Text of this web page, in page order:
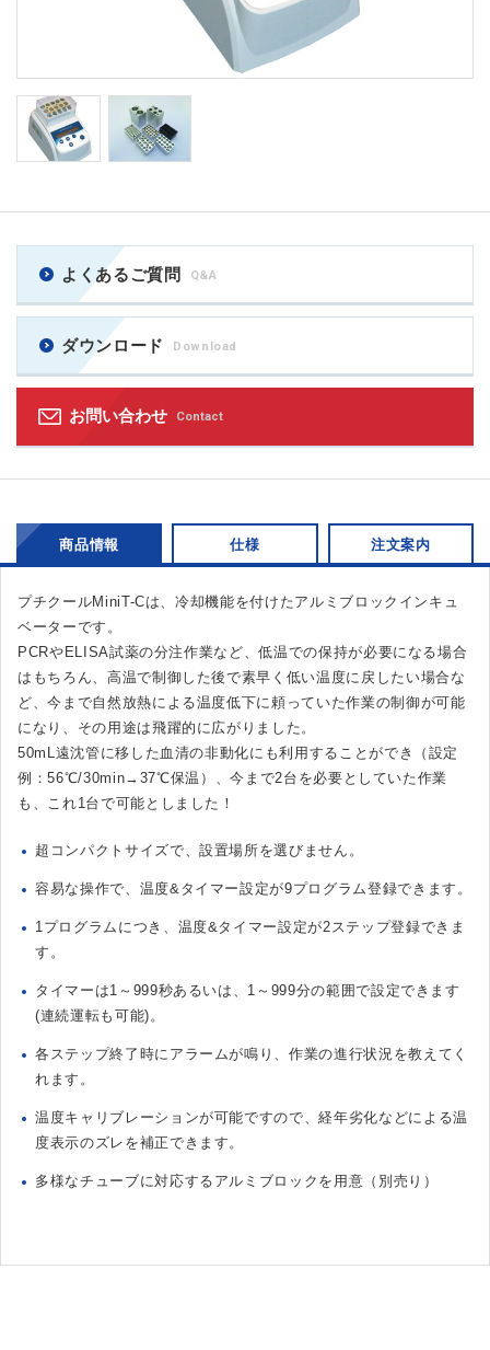
よくあるご質問 Q&A
ダウンロード Download
お問い合わせ Contact
商品情報 仕様 注文案内
プチクールMiniT-Cは、冷却機能を付けたアルミブロックインキュ
ベーターです。
PCRやELISA試薬の分注作業など、低温での保持が必要になる場合
はもちろん、高温で制御した後で素早く低い温度に戻したい場合な
ど、今まで自然放熱による温度低下に頼っていた作業の制御が可能
になり、その用途は飛躍的に広がりました。
50mL遠沈管に移した血清の非動化にも利用することができ（設定
例：56℃/30min→37℃保温）、今まで2台を必要としていた作業
も、これ1台で可能としました！
超コンパクトサイズで、設置場所を選びません。
容易な操作で、温度&タイマー設定が9プログラム登録できます。
1プログラムにつき、温度&タイマー設定が2ステップ登録できま
す。
タイマーは1～999秒あるいは、1～999分の範囲で設定できます
(連続運転も可能)。
各ステップ終了時にアラームが鳴り、作業の進行状況を教えてく
れます。
温度キャリブレーションが可能ですので、経年劣化などによる温
度表示のズレを補正できます。
多様なチューブに対応するアルミブロックを用意（別売り）